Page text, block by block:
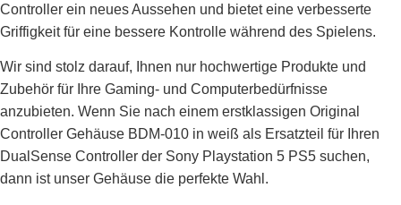
Controller ein neues Aussehen und bietet eine verbesserte
Griffigkeit für eine bessere Kontrolle während des Spielens.
Wir sind stolz darauf, Ihnen nur hochwertige Produkte und
Zubehör für Ihre Gaming- und Computerbedürfnisse
anzubieten. Wenn Sie nach einem erstklassigen Original
Controller Gehäuse BDM-010 in weiß als Ersatzteil für Ihren
DualSense Controller der Sony Playstation 5 PS5 suchen,
dann ist unser Gehäuse die perfekte Wahl.